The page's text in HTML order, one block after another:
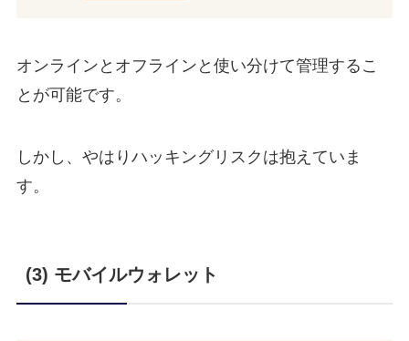
オンラインとオフラインと使い分けて管理するこ
とが可能です。
しかし、やはりハッキングリスクは抱えていま
す。
(3) モバイルウォレット